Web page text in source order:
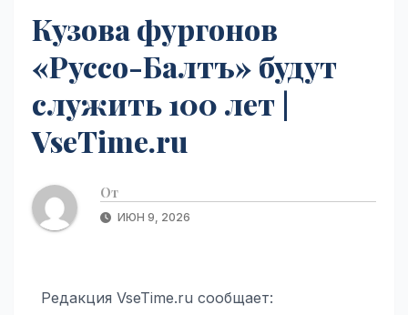
Кузова фургонов
«Руссо-Балтъ» будут
служить 100 лет |
VseTime.ru
От
ИЮН 9, 2026
Редакция VseTime.ru сообщает: